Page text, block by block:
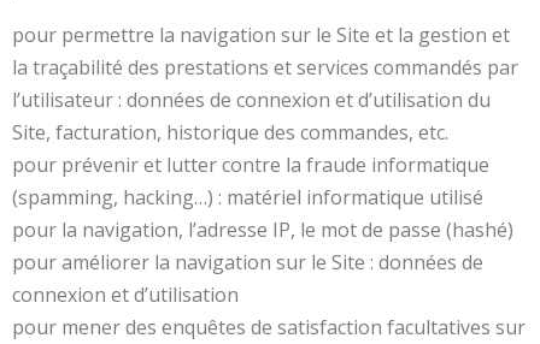
pour permettre la navigation sur le Site et la gestion et
la traçabilité des prestations et services commandés par
l’utilisateur : données de connexion et d’utilisation du
Site, facturation, historique des commandes, etc.
pour prévenir et lutter contre la fraude informatique
(spamming, hacking…) : matériel informatique utilisé
pour la navigation, l’adresse IP, le mot de passe (hashé)
pour améliorer la navigation sur le Site : données de
connexion et d’utilisation
pour mener des enquêtes de satisfaction facultatives sur